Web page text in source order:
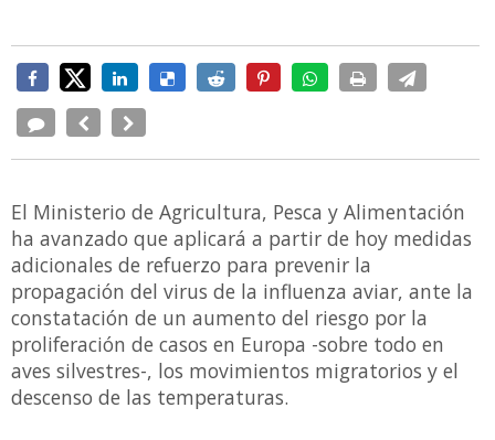
El Ministerio de Agricultura, Pesca y Alimentación
ha avanzado que aplicará a partir de hoy medidas
adicionales de refuerzo para prevenir la
propagación del virus de la influenza aviar, ante la
constatación de un aumento del riesgo por la
proliferación de casos en Europa -sobre todo en
aves silvestres-, los movimientos migratorios y el
descenso de las temperaturas.